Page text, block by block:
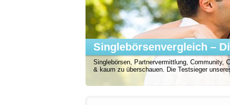
Singlebörsen, Partnervermittlung, Community,
& kaum zu überschauen. Die Testsieger
Singlebörsenvergleich –